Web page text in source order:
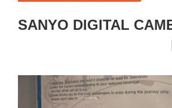
SANYO DIGITAL